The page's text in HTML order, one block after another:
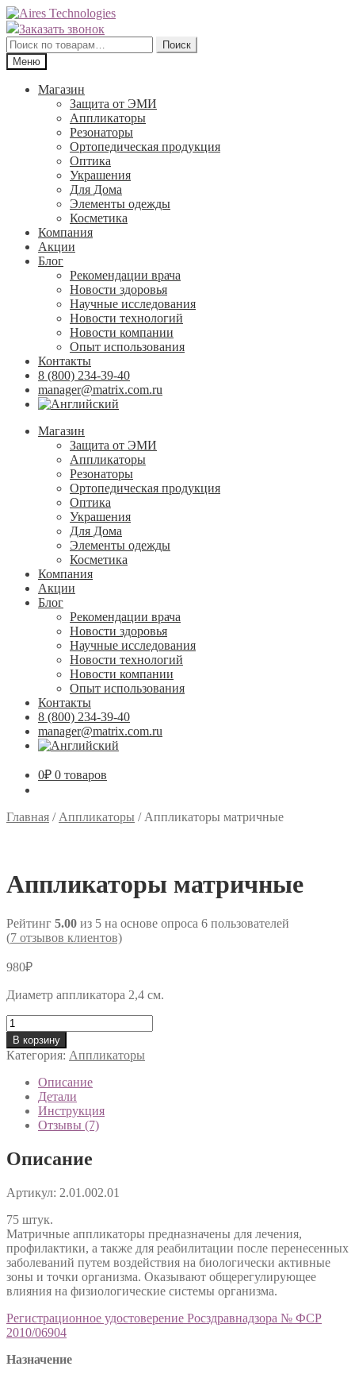
Перейти
к
навигации
Перейти
к
содержимому
Заказать звонок
Искать:
Поиск
Меню
Магазин
Защита от ЭМИ
Аппликаторы
Резонаторы
Ортопедическая продукция
Оптика
Украшения
Для Дома
Элементы одежды
Косметика
Компания
Акции
Блог
Рекомендации врача
Новости здоровья
Научные исследования
Новости технологий
Новости компании
Опыт использования
Контакты
8 (800) 234-39-40
manager@matrix.com.ru
Магазин
Защита от ЭМИ
Аппликаторы
Резонаторы
Ортопедическая продукция
Оптика
Украшения
Для Дома
Элементы одежды
Косметика
Компания
Акции
Блог
Рекомендации врача
Новости здоровья
Научные исследования
Новости технологий
Новости компании
Опыт использования
Контакты
8 (800) 234-39-40
manager@matrix.com.ru
0₽ 0 товаров
Главная / Аппликаторы / Аппликаторы матричные
Аппликаторы матричные
Рейтинг 5.00 из 5 на основе опроса 6 пользователей
(7 отзывов клиентов)
980₽
Диаметр аппликатора 2,4 см.
Количество
товара
Аппликаторы
матричные
В корзину
Категория: Аппликаторы
Описание
Детали
Инструкция
Отзывы (7)
Описание
Артикул: 2.01.002.01
75 штук.
Матричные аппликаторы предназначены для лечения,
профилактики, а также для реабилитации после перенесенных
заболеваний путем воздействия на биологически активные
зоны и точки организма. Оказывают общерегулирующее
влияния на физиологические системы организма.
Регистрационное удостоверение Росздравнадзора № ФСР
2010/06904
Назначение